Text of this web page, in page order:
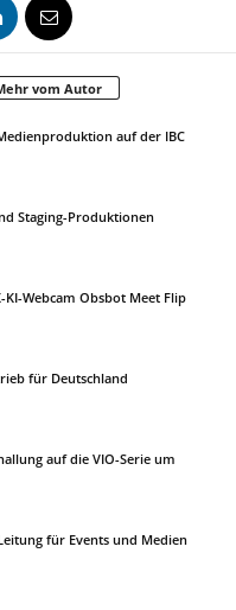
vom Autor
auf der IBC
Staging-Produktionen
Webcam Obsbot Meet Flip
für Deutschland
auf die VIO-Serie um
für Events und Medien